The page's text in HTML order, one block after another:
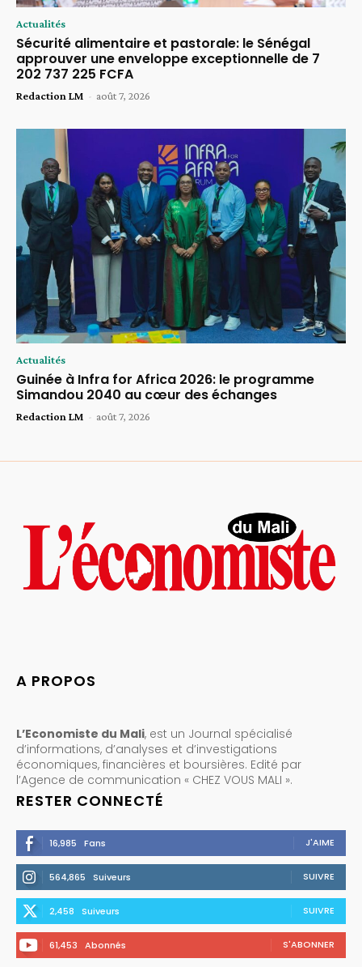
Actualités
Sécurité alimentaire et pastorale: le Sénégal
approuver une enveloppe exceptionnelle de 7
202 737 225 FCFA
Redaction LM - août 7, 2026
Actualités
Guinée à Infra for Africa 2026: le programme
Simandou 2040 au cœur des échanges
Redaction LM - août 7, 2026
A PROPOS
L’Economiste du Mali, est un Journal spécialisé
d’informations, d’analyses et d’investigations
économiques, financières et boursières. Edité par
l’Agence de communication « CHEZ VOUS MALI ».
RESTER CONNECTÉ
16,985 Fans J'AIME
564,865 Suiveurs SUIVRE
2,458 Suiveurs SUIVRE
61,453 Abonnés S'ABONNER